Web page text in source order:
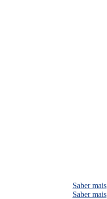
Saber mais
Saber mais